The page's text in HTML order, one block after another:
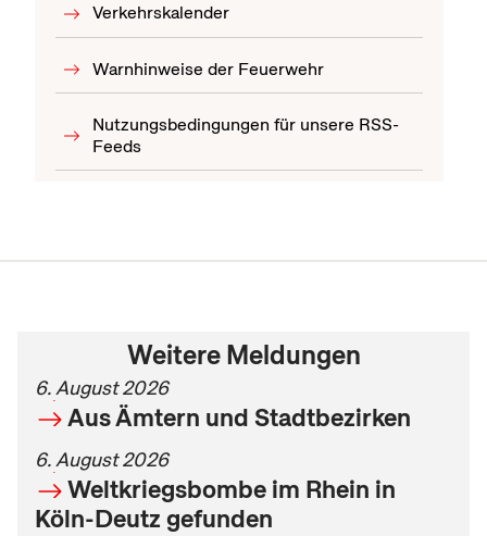
Verkehrskalender
Warnhinweise der Feuerwehr
Nutzungsbedingungen für unsere RSS-
Feeds
Weitere Meldungen
6. August 2026
Aus Ämtern und Stadtbezirken
6. August 2026
Weltkriegsbombe im Rhein in
Köln-Deutz gefunden